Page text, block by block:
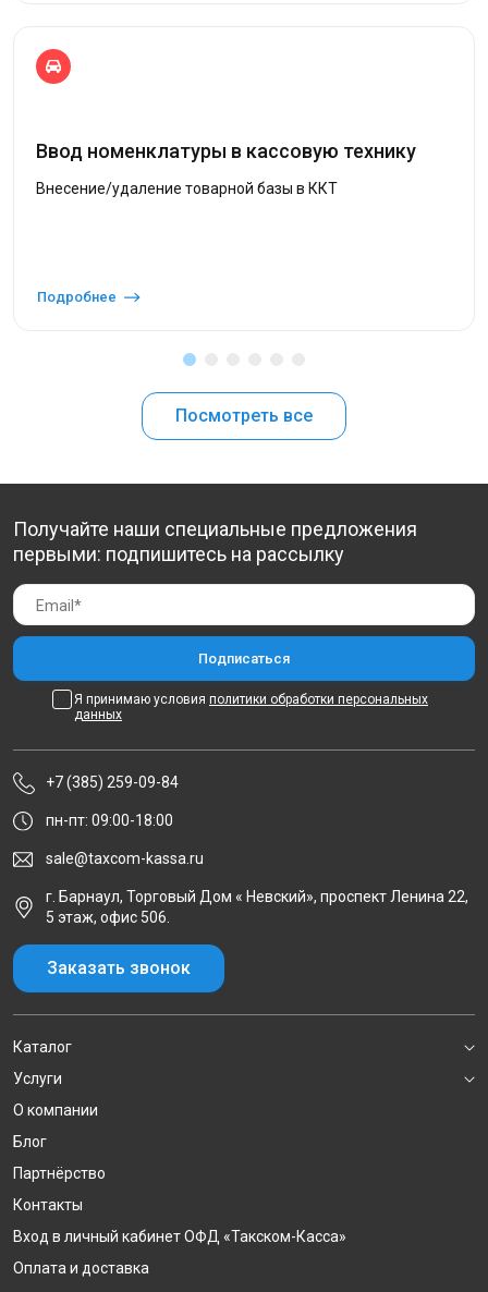
Ввод номенклатуры в кассовую технику
Внесение/удаление товарной базы в ККТ
Подробнее
Посмотреть все
Получайте наши специальные предложения
первыми: подпишитесь на рассылку
Я принимаю условия политики обработки персональных
данных
+7 (385) 259-09-84
пн-пт: 09:00-18:00
sale@taxcom-kassa.ru
г. Барнаул, Торговый Дом « Невский», проспект Ленина 22,
5 этаж, офис 506.
Заказать звонок
Каталог
Услуги
О компании
Блог
Партнёрство
Контакты
Вход в личный кабинет ОФД «Такском-Касса»
Оплата и доставка